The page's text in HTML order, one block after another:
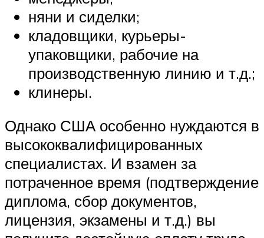
няни и сиделки;
кладовщики, курьеры-
упаковщики, рабочие на
производственную линию и т.д.;
клинеры.
Однако США особенно нуждаются в
высококвалифицированных
специалистах. И взамен за
потраченное время (подтверждение
диплома, сбор документов,
лицензия, экзамены и т.д.) вы